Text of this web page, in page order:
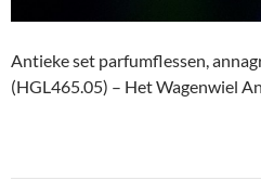
Antieke set parfumflessen,
(HGL465.05) – Het Wagenwiel